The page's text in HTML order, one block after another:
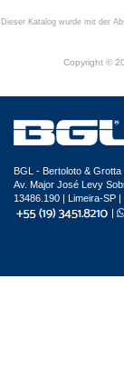
Dieser Katalog wurde mit der
Copyright ©
BGL - Bertoloto &
Av. Major José Levy
13486.190 | Limeira-SP |
|